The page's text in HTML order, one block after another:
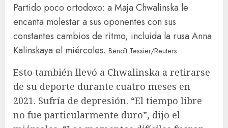
Partido poco ortodoxo: a Maja Chwalinska le
encanta molestar a sus oponentes con sus
constantes cambios de ritmo, incluida la rusa Anna
Kalinskaya el miércoles. Benoît Tessier/Reuters
Esto también llevó a Chwalinska a retirarse
de su deporte durante cuatro meses en
2021. Sufría de depresión. “El tiempo libre
no fue particularmente duro”, dijo el